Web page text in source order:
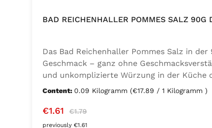
BAD REICHENHALLER POMMES SALZ 90G
Das Bad Reichenhaller Pommes Salz in
Geschmack – ganz ohne
und unkomplizierte Würzung in der Küche
Trennmittel Calciumsalze der
Content: 0.09 Kilogramm (€17.89 / 1 Kilogramm )
Sale price:
€1.61 Regular price:
€1.79
previously €1.61